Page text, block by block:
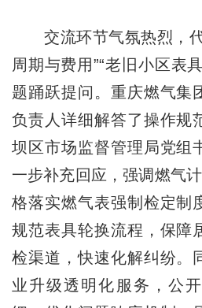
交流环节气氛热烈，代
周期与费用”“老旧小区表
题踊跃提问。重庆燃气集
负责人详细解答了操作规
坝区市场监督管理局党组
一步补充回应，强调燃气
格落实燃气表强制检定制
规范表具轮换流程，保障
检渠道，快速化解纠纷。
业升级透明化服务，公